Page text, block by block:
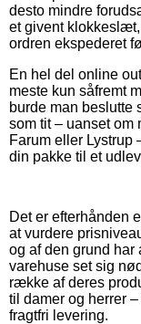
desto mindre
et givent
ordren ekspederet
En hel del online
meste kun såfremt
burde man beslutte
som tit – uanset om
Farum eller Lystrup
din pakke til et
Det er efterhånden
at vurdere
og af den grund
varehuse set sig
række af deres
til damer og herrer
fragtfri levering.